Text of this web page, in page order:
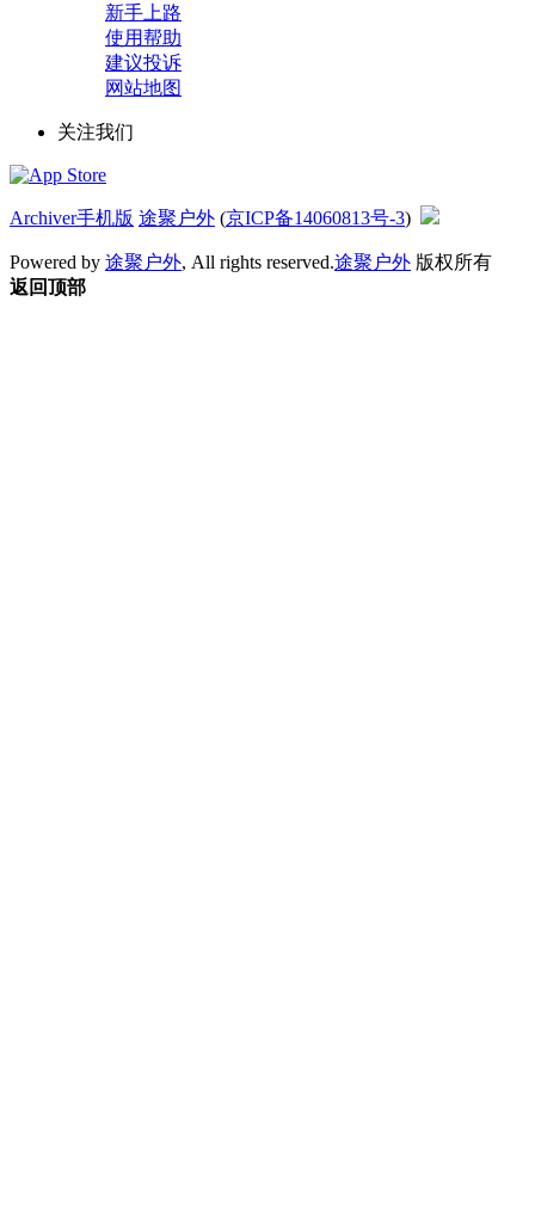
新手上路
使用帮助
建议投诉
网站地图
关注我们
Archiver手机版 途聚户外 (京ICP备14060813号-3)
Powered by 途聚户外, All rights reserved.途聚户外 版权所有
返回顶部